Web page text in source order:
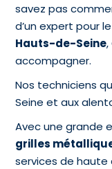
savez pas
d’un expert pour le
Hauts-de-Seine
accompagner.
Nos techniciens
Seine et aux
Avec une grande
grilles
services de haute